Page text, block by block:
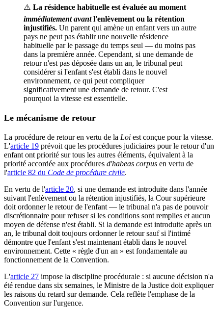
⚠️ La résidence habituelle est évaluée au moment
immédiatement avantl'enlèvement ou la rétention
injustifiés. Un parent qui amène un enfant vers un autre
pays ne peut pas établir une nouvelle résidence
habituelle par le passage du temps seul — du moins pas
dans la première année. Cependant, si une demande de
retour n'est pas déposée dans un an, le tribunal peut
considérer si l'enfant s'est établi dans le nouvel
environnement, ce qui peut compliquer
significativement une demande de retour. C'est
pourquoi la vitesse est essentielle.
Le mécanisme de retour
La procédure de retour en vertu de la Loi est conçue pour la vitesse.
L'article 19 prévoit que les procédures judiciaires pour le retour d'un
enfant ont priorité sur tous les autres éléments, équivalent à la
priorité accordée aux procédures d'habeas corpus en vertu de
l'article 82 du Code de procédure civile.
En vertu de l'article 20, si une demande est introduite dans l'année
suivant l'enlèvement ou la rétention injustifiés, la Cour supérieure
doit ordonner le retour de l'enfant — le tribunal n'a pas de pouvoir
discrétionnaire pour refuser si les conditions sont remplies et aucun
moyen de défense n'est établi. Si la demande est introduite après un
an, le tribunal doit toujours ordonner le retour sauf si l'intimé
démontre que l'enfant s'est maintenant établi dans le nouvel
environnement. Cette « règle d'un an » est fondamentale au
fonctionnement de la Convention.
L'article 27 impose la discipline procédurale : si aucune décision n'a
été rendue dans six semaines, le Ministre de la Justice doit expliquer
les raisons du retard sur demande. Cela reflète l'emphase de la
Convention sur l'urgence.